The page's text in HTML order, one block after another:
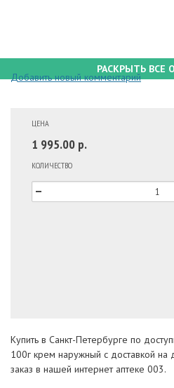
РАСКРЫТЬ ВСЕ
Добавить новый комментарий
ЦЕНА
1 995.00 р.
КОЛИЧЕСТВО
Купить в Санкт-Петербурге по
100г крем наружный с доставкой
заказ в нашей интернет аптеке 003.